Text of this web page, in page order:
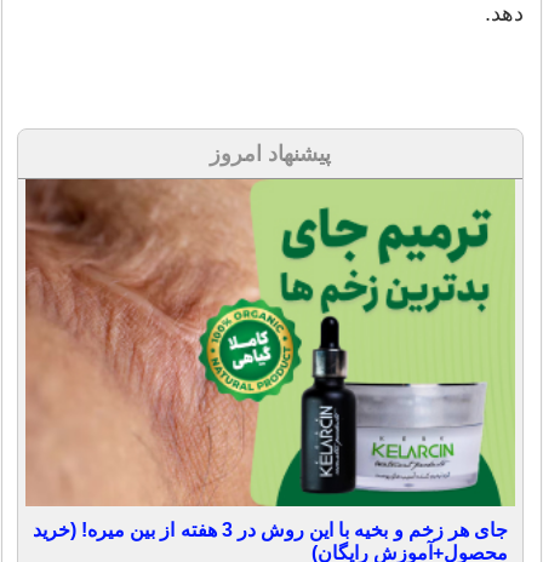
دهد.
پیشنهاد امروز
جای هر زخم و بخیه با این روش در 3 هفته از بین میره! (خرید
محصول+آموزش رایگان)